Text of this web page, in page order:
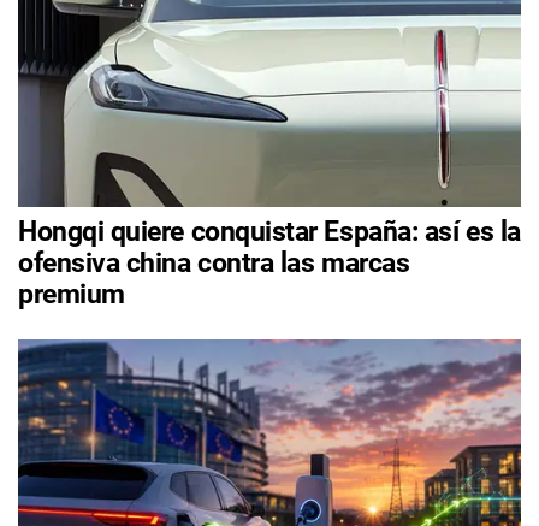
Hongqi quiere conquistar España: así es la
ofensiva china contra las marcas
premium